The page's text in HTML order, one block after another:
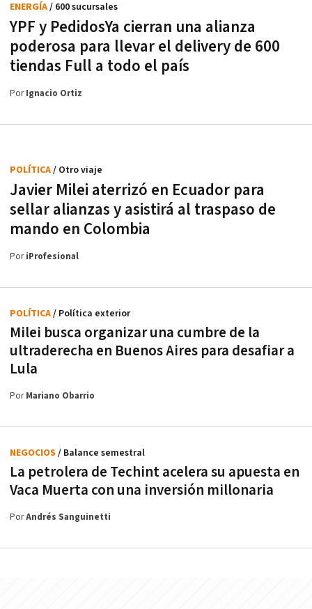
YPF y PedidosYa cierran una alianza
poderosa para llevar el delivery de 600
tiendas Full a todo el país
ENERGÍA/ 600 sucursales
PorIgnacio Ortiz
Javier Milei aterrizó en Ecuador para
sellar alianzas y asistirá al traspaso de
mando en Colombia
POLÍTICA/ Otro viaje
PoriProfesional
Milei busca organizar una cumbre de la
ultraderecha en Buenos Aires para desafiar a
Lula
POLÍTICA/ Política exterior
PorMariano Obarrio
La petrolera de Techint acelera su apuesta en
Vaca Muerta con una inversión millonaria
NEGOCIOS / Balance semestral
PorAndrés Sanguinetti